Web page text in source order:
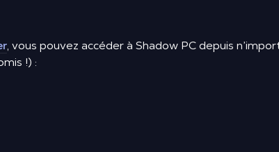
, vous pouvez accéder à Shadow PC depuis
!) :